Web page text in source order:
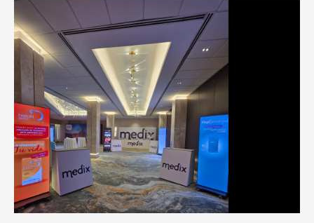
Medix
apuesta
por
evolución
la
medicina
con
la
primera
edición
de
InnMedix